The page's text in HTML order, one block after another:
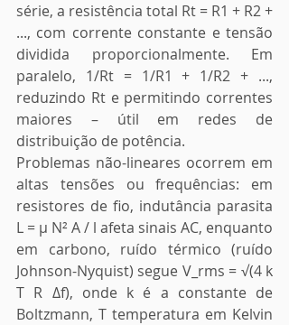
série, a resistência total Rt = R1 + R2 +
..., com corrente constante e tensão
dividida proporcionalmente. Em
paralelo, 1/Rt = 1/R1 + 1/R2 + ...,
reduzindo Rt e permitindo correntes
maiores – útil em redes de
distribuição de potência.
Problemas não-lineares ocorrem em
altas tensões ou frequências: em
resistores de fio, indutância parasita
L = μ N² A / l afeta sinais AC, enquanto
em carbono, ruído térmico (ruído
Johnson-Nyquist) segue V_rms = √(4 k
T R Δf), onde k é a constante de
Boltzmann, T temperatura em Kelvin